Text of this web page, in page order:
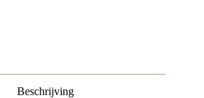
Beschrijving